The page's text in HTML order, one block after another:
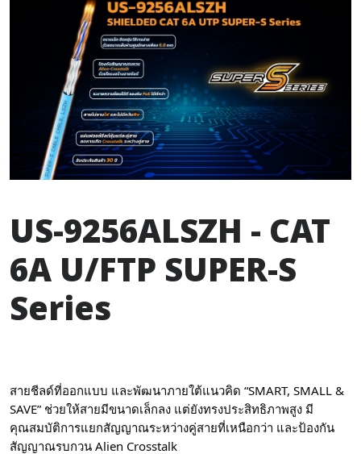
US-9256ALSZH - CAT
6A U/FTP SUPER-S
Series
สายชีลด์ที่ออกแบบ และพัฒนาภายใต้แนวคิด “SMART, SMALL &
SAVE” ช่วยให้สายมีขนาดเล็กลง แต่ยังทรงประสิทธิภาพสูง มี
คุณสมบัติการแยกสัญญาณระหว่างคู่สายที่เหนือกว่า และป้องกัน
สัญญาณรบกวน Alien Crosstalk